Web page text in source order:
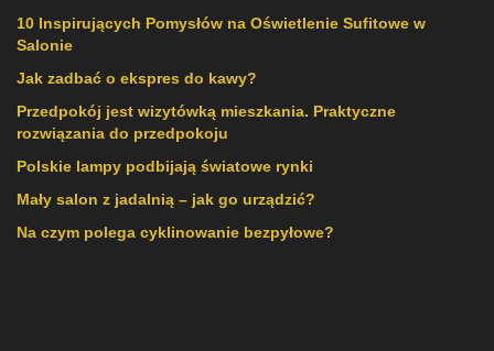
10 Inspirujących Pomysłów na Oświetlenie Sufitowe w
Salonie
Jak zadbać o ekspres do kawy?
Przedpokój jest wizytówką mieszkania. Praktyczne
rozwiązania do przedpokoju
Polskie lampy podbijają światowe rynki
Mały salon z jadalnią – jak go urządzić?
Na czym polega cyklinowanie bezpyłowe?